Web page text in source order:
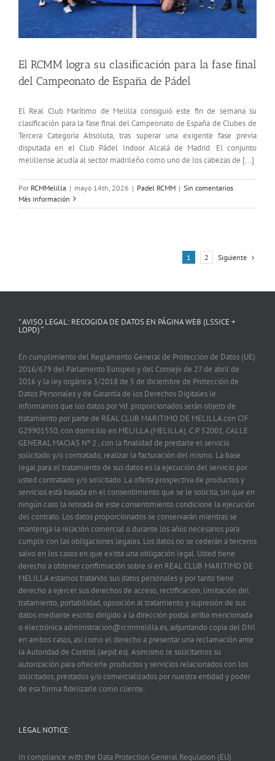
El RCMM logra su clasificación para la fase final
del Campeonato de España de Pádel
El Real Club Marítimo de Melilla consiguió este fin de semana su
clasificación para la fase final del Campeonato de España de Clubes de
Tercera Categoría Absoluta, tras superar una exigente fase previa
disputada en el Club Pádel Indoor Alcalá de Madrid. El conjunto
melillense acudía al sector madrileño como uno de los cabezas de [...]
Por RCMMelilla | mayo 14th, 2026 | Padel RCMM | Sin comentarios
Más información
1 2 Siguiente
” AVISO LEGAL: RECOGIDA DE DATOS EN PÁGINA WEB (LSSICE +
LOPD) “
En cumplimiento del Reglamento General de Protección de Datos (UE)
2016/679 del Parlamento Europeo y del Consejo de 27 de abril de
2016 y la ley orgánica 3/2018 de 5 de diciembre de Protección de
Datos Personales y de Garantía de los Derechos Digitales le
informamos que los datos por Vd. proporcionados serán objeto de
tratamiento por parte de REAL CLUB MARITIMO DE MELILLA con CIF
G29901550, con domicilio en MELILLA (MELILLA), C.P. 52001, CALLE
GENERAL MACIAS Nº 2 , con la finalidad de prestarle el servicio
solicitado y/o contratado, realizar la facturación del mismo. La base
legal para el tratamiento de sus datos es la ejecución del servicio por
usted contratado y/o solicitado. La oferta prospectiva de productos y
servicios está basada en el consentimiento que se le solicita, sin que en
ningún caso la retirada de este consentimiento condicione la ejecución
del contrato. Los datos proporcionados se conservarán mientras se
mantenga la relación comercial o durante los años necesarios para
cumplir con las obligaciones legales. Los datos no se cederán a terceros
salvo en los casos en que exista una obligación legal. Usted tiene
derecho a obtener confirmación sobre si en REAL CLUB MARITIMO DE
MELILLA estamos tratando sus datos personales y por tanto tiene
derecho a ejercer sus derechos de acceso, rectificación, limitación del
tratamiento, portabilidad, oposición al tratamiento y supresión de sus
datos mediante escrito dirigido a la dirección postal arriba mencionada
o electrónica administracion@rcmmelilla.es, adjuntando copia del DNI
en ambos casos, así como el derecho a presentar una reclamación ante
la Autoridad de Control (aepd.es). Asimismo le solicitamos su
autorización para ofrecerle productos y servicios relacionados con los
solicitados, prestados y/o comercializados por nuestra entidad y poder
de esa forma fidelizarle como cliente.
LEGAL NOTICE:
In compliance with the Data Protection General Regulation (EU)